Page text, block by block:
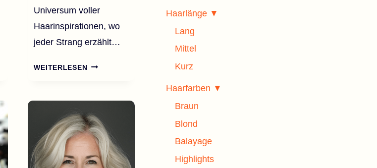
Universum voller
Haarinspirationen, wo
jeder Strang erzählt…
WEITERLESEN36
FÜR
BRAUNES
HAAR
NATÜRLICH
UND
ELEGANT
Haarlänge ▼
Lang
Mittel
Kurz
Haarfarben ▼
Braun
Blond
Balayage
Highlights